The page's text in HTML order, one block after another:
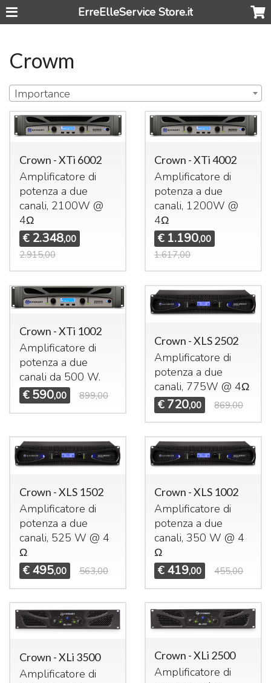
ErreElleService Store.it
Crowm
Importance
Crown - XTi 6002
Amplificatore di
potenza a due
canali, 2100W @
4Ω
€ 2.348,00
2.915,00
Crown - XTi 4002
Amplificatore di
potenza a due
canali, 1200W @
4Ω
€ 1.190,00
1.617,00
Crown - XTi 1002
Amplificatore di
potenza a due
canali da 500 W.
€ 590,00 899,00
Crown - XLS 2502
Amplificatore di
potenza a due
canali, 775W @ 4Ω
€ 720,00 869,00
Crown - XLS 1502
Amplificatore di
potenza a due
canali, 525 W @ 4
Ω
€ 495,00 563,00
Crown - XLS 1002
Amplificatore di
potenza a due
canali, 350 W @ 4
Ω
€ 419,00 455,00
Crown - XLi 3500
Amplificatore di
Crown - XLi 2500
Amplificatore di